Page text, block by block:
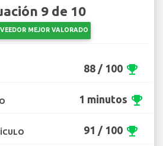
9 de 10
MEJOR VALORADO
88 / 100 emoji_events
1 minutos emoji_events
91 / 100 emoji_events